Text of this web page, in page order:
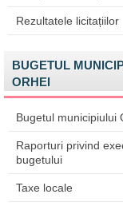
Rezultatele licitațiilor
BUGETUL
ORHEI
Bugetul municipiului
Raporturi privind
bugetului
Taxe locale